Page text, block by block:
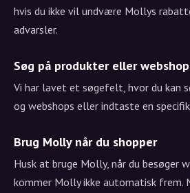
hvis du ikke vil undvære Mollys
advarsler.
Søg på produkter eller
Vi har lavet et søgefelt, hvor du kan
og webshops eller indtaste en
Brug Molly når du shopper
Husk at bruge Molly, når du besøger
kommer Molly ikke automatisk frem.